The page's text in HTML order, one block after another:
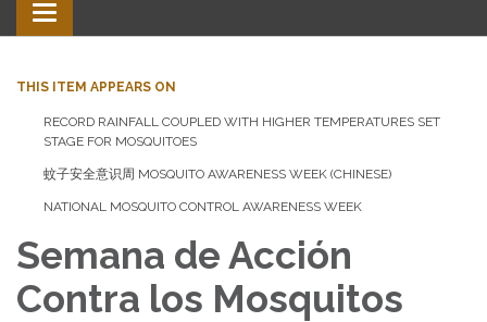
Toggle
navigation
THIS ITEM APPEARS ON
RECORD RAINFALL COUPLED WITH HIGHER TEMPERATURES SET
STAGE FOR MOSQUITOES
蚊子安全意识周 MOSQUITO AWARENESS WEEK (CHINESE)
NATIONAL MOSQUITO CONTROL AWARENESS WEEK
Semana de Acción
Contra los Mosquitos